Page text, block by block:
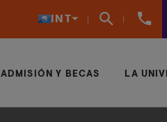
INT
961
ADMISIÓN Y BECAS LA